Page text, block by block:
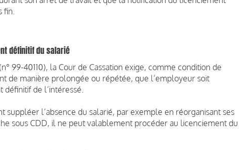
définitif du salarié
99-40110), la Cour de Cassation exige, comme condition de
de manière prolongée ou répétée, que l’employeur soit
de l’intéressé.
suppléer l’absence du salarié, par exemple en réorganisant ses
sous CDD, il ne peut valablement procéder au licenciement du